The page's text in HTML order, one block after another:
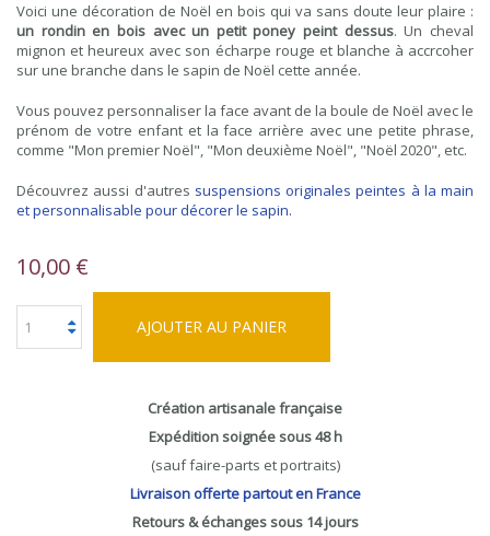
Voici une décoration de Noël en bois qui va sans doute leur plaire :
un rondin en bois avec un petit poney peint dessus. Un cheval
mignon et heureux avec son écharpe rouge et blanche à accrcoher
sur une branche dans le sapin de Noël cette année.
Vous pouvez personnaliser la face avant de la boule de Noël avec le
prénom de votre enfant et la face arrière avec une petite phrase,
comme "Mon premier Noël", "Mon deuxième Noël", "Noël 2020", etc.
Découvrez aussi d'autres suspensions originales peintes à la main
et personnalisable pour décorer le sapin.
10,00 €
AJOUTER AU PANIER
Création artisanale française
Expédition soignée sous 48 h
(sauf faire-parts et portraits)
Livraison offerte partout en France
Retours & échanges sous 14 jours